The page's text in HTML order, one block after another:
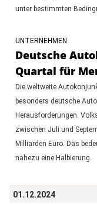
unter bestimmten
UNTERNEHMEN
Deutsche
Quartal für
Die weltweite
besonders deutsche
Herausforderungen.
zwischen Juli und
Milliarden Euro. Das
nahezu eine Halbierung.
01.12.2024